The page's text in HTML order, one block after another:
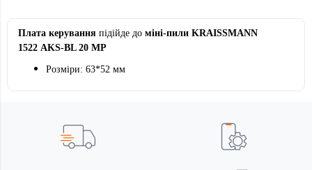
Плата керування підійде до міні-пили KRAISSMANN
1522 AKS-BL 20 MP
Розміри: 63*52 мм